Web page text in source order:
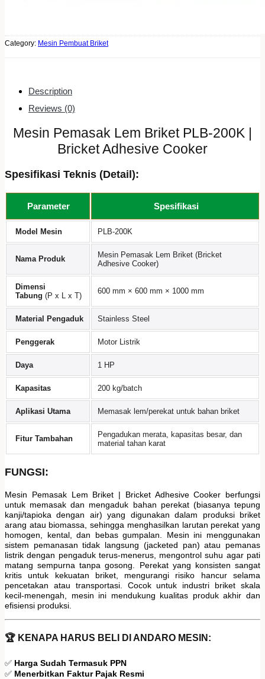
Category: Mesin Pembuat Briket
Description
Reviews (0)
Mesin Pemasak Lem Briket PLB-200K |
Bricket Adhesive Cooker
Spesifikasi Teknis (Detail):
Parameter Spesifikasi
Model Mesin PLB-200K
Nama Produk
Mesin Pemasak Lem Briket (Bricket
Adhesive Cooker)
Dimensi
Tabung (P x L x T)
600 mm × 600 mm × 1000 mm
Material Pengaduk Stainless Steel
Penggerak Motor Listrik
Daya 1 HP
Kapasitas 200 kg/batch
Aplikasi Utama Memasak lem/perekat untuk bahan briket
Fitur Tambahan
Pengadukan merata, kapasitas besar, dan
material tahan karat
FUNGSI:
Mesin Pemasak Lem Briket | Bricket Adhesive Cooker berfungsi
untuk memasak dan mengaduk bahan perekat (biasanya tepung
kanji/tapioka dengan air) yang digunakan dalam produksi briket
arang atau biomassa, sehingga menghasilkan larutan perekat yang
homogen, kental, dan bebas gumpalan. Mesin ini menggunakan
sistem pemanasan tidak langsung (jacketed pan) atau pemanas
listrik dengan pengaduk terus-menerus, mengontrol suhu agar pati
matang sempurna tanpa gosong. Perekat yang konsisten sangat
kritis untuk kekuatan briket, mengurangi risiko hancur selama
pencetakan atau transportasi. Cocok untuk industri briket skala
kecil-menengah, mesin ini mendukung kualitas produk akhir dan
efisiensi produksi.
🏆 KENAPA HARUS BELI DI ANDARO MESIN:
✅ Harga Sudah Termasuk PPN
✅ Menerbitkan Faktur Pajak Resmi